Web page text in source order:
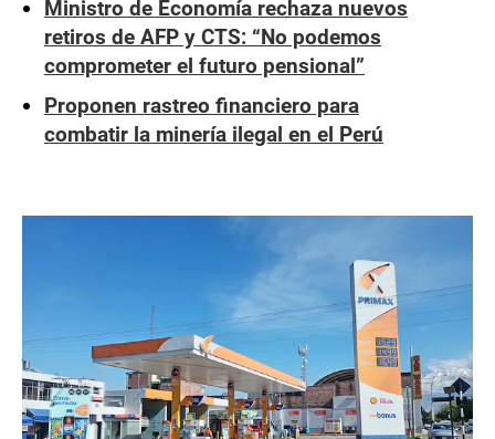
Ministro de Economía rechaza nuevos
retiros de AFP y CTS: “No podemos
comprometer el futuro pensional”
Proponen rastreo financiero para
combatir la minería ilegal en el Perú